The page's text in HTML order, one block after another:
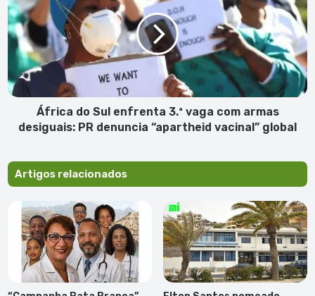
Sul
enfrenta
3.ª
vaga
com
armas
desiguais:
denuncia
global
África do Sul enfrenta 3.ª vaga com armas
desiguais: PR denuncia “apartheid vacinal” global
Artigos relacionados